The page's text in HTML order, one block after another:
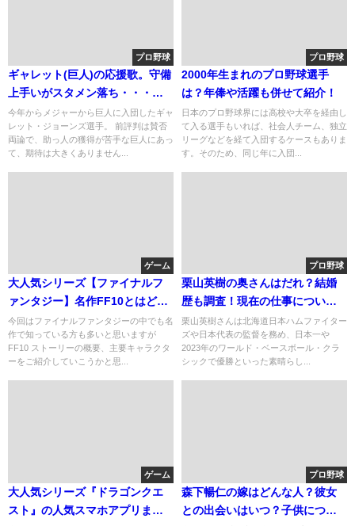
プロ野球
ギャレット(巨人)の応援歌。守備
上手いがスタメン落ち・・・？
年俸のだけの価値
今年からメジャーから巨人に入団したギャ
レット・ジョーンズ選手。 前評判は賛否
両論で、助っ人の獲得が苦手な巨人にあっ
て、期待は大きくありません...
プロ野球
2000年生まれのプロ野球選手
は？年俸や活躍も併せて紹介！
日本のプロ野球界には高校や大卒を経由し
て入る選手もいれば、社会人チーム、独立
リーグなどを経て入団するケースもありま
す。そのため、同じ年に入団...
ゲーム
大人気シリーズ【ファイナルフ
ァンタジー】名作FF10とはどん
な作品？
今回はファイナルファンタジーの中でも名
作で知っている方も多いと思いますが
FF10 ストーリーの概要、主要キャラクタ
ーをご紹介していこうかと思...
プロ野球
栗山英樹の奥さんはだれ？結婚
歴も調査！現在の仕事について
も
栗山英樹さんは北海道日本ハムファイター
ズや日本代表の監督を務め、日本一や
2023年のワールド・ベースボール・クラ
シックで優勝といった素晴らし...
ゲーム
大人気シリーズ『ドラゴンクエ
スト』の人気スマホアプリまと
プロ野球
森下暢仁の嫁はどんな人？彼女
との出会いはいつ？子供につい